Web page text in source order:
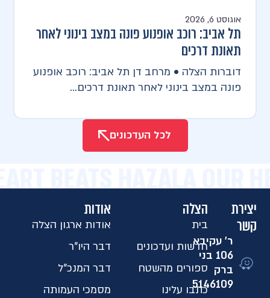
אוגוסט 6, 2026
תל אביב: רוכב אופנוע פונה במצב בינוני לאחר
תאונת דרכים
דוברות הצלה • מרחב דן תל אביב: רוכב אופנוע
פונה במצב בינוני לאחר תאונת דרכים...
לכל העדכונים
BEATS HAZALA OUR
יצירת
קשר
ר' עקיבא
106 בני
ברק
5146109​
הצלה
בית
חדשות ועדכונים
ספורים מהשטח
כתבו עלינו
אודות
אודות ארגון הצלה
דבר היו"ר
דבר המנכ"ל
מסמכי העמותה